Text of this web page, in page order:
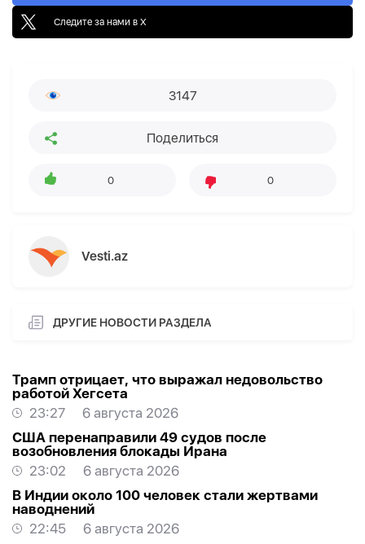
Следите за нами в X
3147
Поделиться
0 0
Vesti.az
ДРУГИЕ НОВОСТИ РАЗДЕЛА
Трамп отрицает, что выражал недовольство
работой Хегсета
23:27
6 августа 2026
США перенаправили 49 судов после
возобновления блокады Ирана
23:02
6 августа 2026
В Индии около 100 человек стали жертвами
наводнений
22:45
6 августа 2026